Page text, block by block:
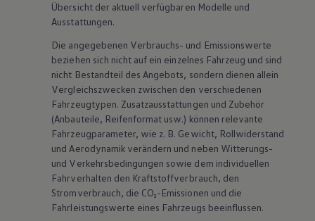
Übersicht der aktuell verfügbaren Modelle und
Ausstattungen.
Die angegebenen Verbrauchs- und Emissionswerte
beziehen sich nicht auf ein einzelnes Fahrzeug und sind
nicht Bestandteil des Angebots, sondern dienen allein
Vergleichszwecken zwischen den verschiedenen
Fahrzeugtypen. Zusatzausstattungen und Zubehör
(Anbauteile, Reifenformat usw.) können relevante
Fahrzeugparameter, wie z. B. Gewicht, Rollwiderstand
und Aerodynamik verändern und neben Witterungs-
und Verkehrsbedingungen sowie dem individuellen
Fahrverhalten den Kraftstoffverbrauch, den
Stromverbrauch, die CO₂-Emissionen und die
Fahrleistungswerte eines Fahrzeugs beeinflussen.